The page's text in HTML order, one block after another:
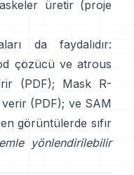
üretir (proje
da faydalıdır:
çözücü ve atrous
(PDF);
Mask R-
verir (PDF); ve SAM
görüntülerde sıfır
yönlendirilebilir